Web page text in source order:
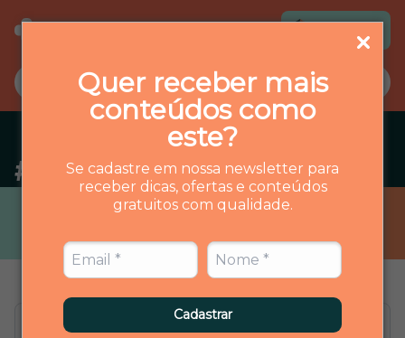
Quer receber mais
conteúdos como
este?
Se cadastre em nossa newsletter para
receber dicas, ofertas e conteúdos
gratuitos com qualidade.
Cadastrar
# prebioticas